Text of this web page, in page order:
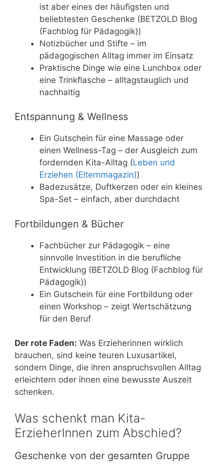
ist aber eines der häufigsten und
beliebtesten Geschenke (BETZOLD Blog
(Fachblog für Pädagogik))
Notizbücher und Stifte – im
pädagogischen Alltag immer im Einsatz
Praktische Dinge wie eine Lunchbox oder
eine Trinkflasche – alltagstauglich und
nachhaltig
Entspannung & Wellness
Ein Gutschein für eine Massage oder
einen Wellness-Tag – der Ausgleich zum
fordernden Kita-Alltag (Leben und
Erziehen (Elternmagazin))
Badezusätze, Duftkerzen oder ein kleines
Spa-Set – einfach, aber durchdacht
Fortbildungen & Bücher
Fachbücher zur Pädagogik – eine
sinnvolle Investition in die berufliche
Entwicklung (BETZOLD Blog (Fachblog für
Pädagogik))
Ein Gutschein für eine Fortbildung oder
einen Workshop – zeigt Wertschätzung
für den Beruf
Der rote Faden: Was Erzieherinnen wirklich
brauchen, sind keine teuren Luxusartikel,
sondern Dinge, die ihren anspruchsvollen Alltag
erleichtern oder ihnen eine bewusste Auszeit
schenken.
Was schenkt man Kita-
ErzieherInnen zum Abschied?
Geschenke von der gesamten Gruppe